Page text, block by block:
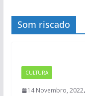
Som riscado
CULTURA
14 Novembro, 2022